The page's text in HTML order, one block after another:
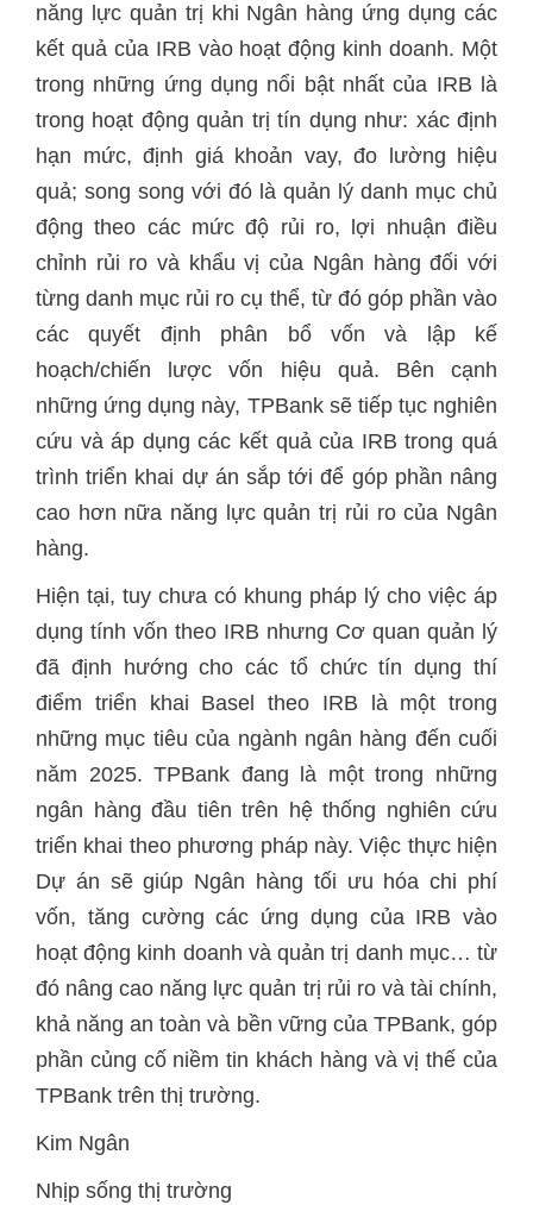
năng lực quản trị khi Ngân hàng ứng dụng các
kết quả của IRB vào hoạt động kinh doanh. Một
trong những ứng dụng nổi bật nhất của IRB là
trong hoạt động quản trị tín dụng như: xác định
hạn mức, định giá khoản vay, đo lường hiệu
quả; song song với đó là quản lý danh mục chủ
động theo các mức độ rủi ro, lợi nhuận điều
chỉnh rủi ro và khẩu vị của Ngân hàng đối với
từng danh mục rủi ro cụ thể, từ đó góp phần vào
các quyết định phân bổ vốn và lập kế
hoạch/chiến lược vốn hiệu quả. Bên cạnh
những ứng dụng này, TPBank sẽ tiếp tục nghiên
cứu và áp dụng các kết quả của IRB trong quá
trình triển khai dự án sắp tới để góp phần nâng
cao hơn nữa năng lực quản trị rủi ro của Ngân
hàng.
Hiện tại, tuy chưa có khung pháp lý cho việc áp
dụng tính vốn theo IRB nhưng Cơ quan quản lý
đã định hướng cho các tổ chức tín dụng thí
điểm triển khai Basel theo IRB là một trong
những mục tiêu của ngành ngân hàng đến cuối
năm 2025. TPBank đang là một trong những
ngân hàng đầu tiên trên hệ thống nghiên cứu
triển khai theo phương pháp này. Việc thực hiện
Dự án sẽ giúp Ngân hàng tối ưu hóa chi phí
vốn, tăng cường các ứng dụng của IRB vào
hoạt động kinh doanh và quản trị danh mục… từ
đó nâng cao năng lực quản trị rủi ro và tài chính,
khả năng an toàn và bền vững của TPBank, góp
phần củng cố niềm tin khách hàng và vị thế của
TPBank trên thị trường.
Kim Ngân
Nhịp sống thị trường